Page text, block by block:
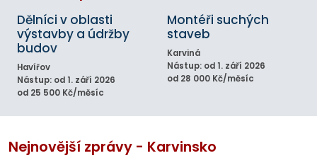
Dělníci v oblasti
výstavby a údržby
budov
Havířov
Nástup: od 1. září 2026
od 25 500 Kč/měsíc
Montéři suchých
staveb
Karviná
Nástup: od 1. září 2026
od 28 000 Kč/měsíc
Nejnovější zprávy - Karvinsko